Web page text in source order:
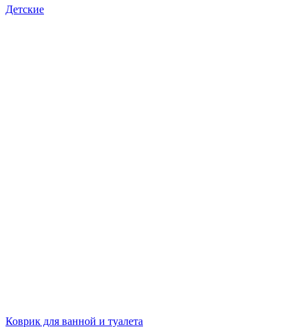
Детские
Коврик для ванной и туалета